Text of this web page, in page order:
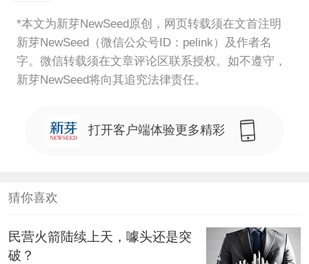
*本文为新芽NewSeed原创，网页转载须在文首注明
新芽NewSeed（微信公众号ID：pelink）及作者名
字。微信转载须在文章评论区联系授权。如不遵守，
新芽NewSeed将向其追究法律责任。
打开客户端体验更多精彩
猜你喜欢
民营火箭陆续上天，噱头还是突
破？